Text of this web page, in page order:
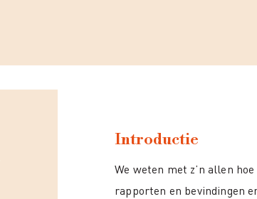
Introductie
We weten met z’n allen
rapporten en bevindingen